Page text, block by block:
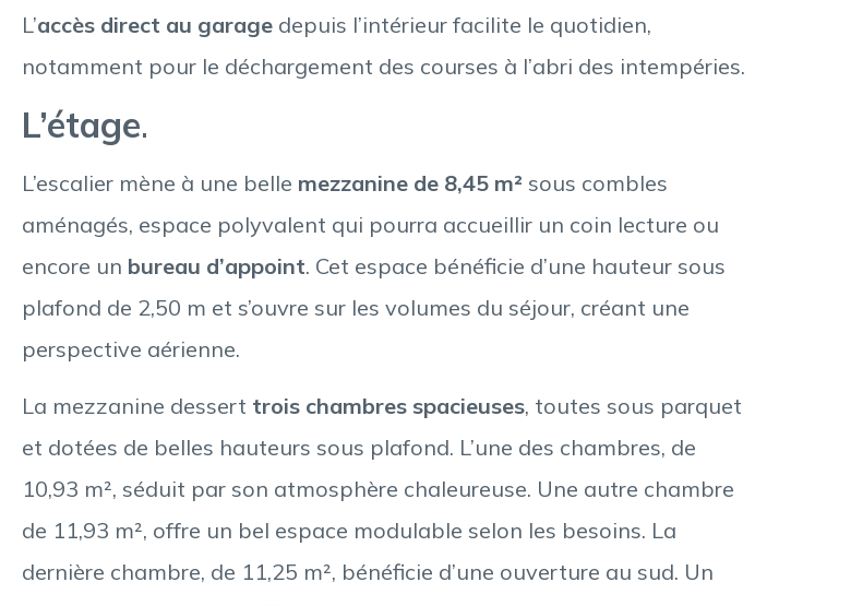
L’accès direct au garage depuis l’intérieur facilite le quotidien,
notamment pour le déchargement des courses à l’abri des intempéries.
L’étage.
L’escalier mène à une belle mezzanine de 8,45 m² sous combles
aménagés, espace polyvalent qui pourra accueillir un coin lecture ou
encore un bureau d’appoint. Cet espace bénéficie d’une hauteur sous
plafond de 2,50 m et s’ouvre sur les volumes du séjour, créant une
perspective aérienne.
La mezzanine dessert trois chambres spacieuses, toutes sous parquet
et dotées de belles hauteurs sous plafond. L’une des chambres, de
10,93 m², séduit par son atmosphère chaleureuse. Une autre chambre
de 11,93 m², offre un bel espace modulable selon les besoins. La
dernière chambre, de 11,25 m², bénéficie d’une ouverture au sud. Un